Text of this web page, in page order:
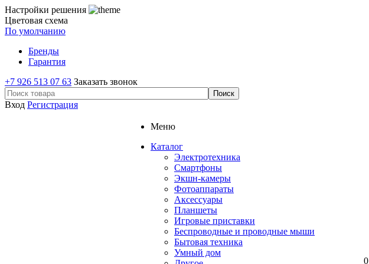
Настройки решения
Цветовая схема
По умолчанию
Бренды
Гарантия
+7 926 513 07 63 Заказать звонок
Вход Регистрация
Меню
Каталог
Электротехника
Смартфоны
Экшн-камеры
Фотоаппараты
Аксессуары
Планшеты
Игровые приставки
Беспроводные и проводные мыши
Бытовая техника
Умный дом
0